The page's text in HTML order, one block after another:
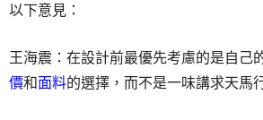
以下意見：
王海震：在設計前最優先考慮的是自己
價和面料的選擇，而不是一味講求天馬